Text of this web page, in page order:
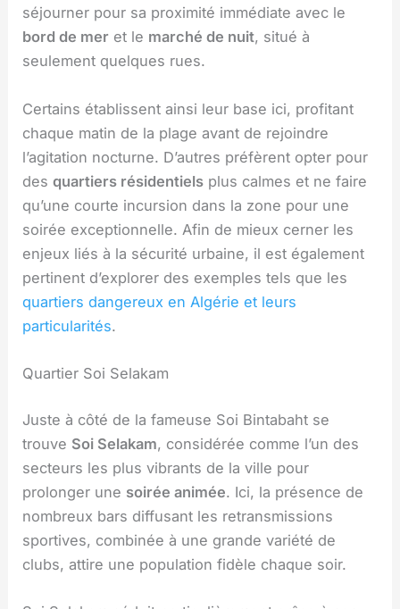
séjourner pour sa proximité immédiate avec le
bord de mer et le marché de nuit, situé à
seulement quelques rues.
Certains établissent ainsi leur base ici, profitant
chaque matin de la plage avant de rejoindre
l’agitation nocturne. D’autres préfèrent opter pour
desquartiers résidentiels plus calmes et ne faire
qu’une courte incursion dans la zone pour une
soirée exceptionnelle. Afin de mieux cerner les
enjeux liés à la sécurité urbaine, il est également
pertinent d’explorer des exemples tels que les
quartiers dangereux en Algérie et leurs
particularités.
Quartier Soi Selakam
Juste à côté de la fameuse Soi Bintabaht se
trouve Soi Selakam, considérée comme l’un des
secteurs les plus vibrants de la ville pour
prolonger une soirée animée. Ici, la présence de
nombreux bars diffusant les retransmissions
sportives, combinée à une grande variété de
clubs, attire une population fidèle chaque soir.